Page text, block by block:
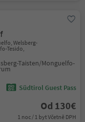
Welsberg-
Tesido,
Taisten/Monguelfo-
Südtirol Guest Pass
Od 130€
1 noc / 1 byt Včetně DPH